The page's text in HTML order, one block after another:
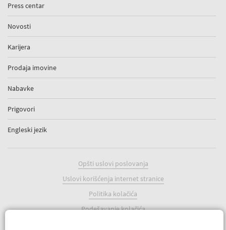
Press centar
Novosti
Karijera
Prodaja imovine
Nabavke
Prigovori
Engleski jezik
Opšti uslovi poslovanja
Uslovi korišćenja internet stranice
Politika kolačića
Podešavanje kolačića